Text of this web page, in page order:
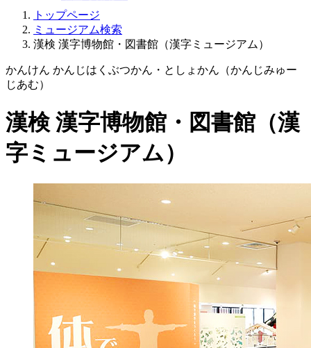
トップページ
ミュージアム検索
漢検 漢字博物館・図書館（漢字ミュージアム）
かんけん かんじはくぶつかん・としょかん（かんじみゅー
じあむ）
漢検 漢字博物館・図書館（漢
字ミュージアム）